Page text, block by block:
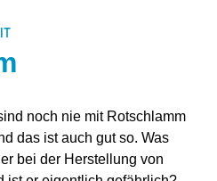
noch nie mit Rotschlamm
das ist auch gut so. Was
bei der Herstellung von